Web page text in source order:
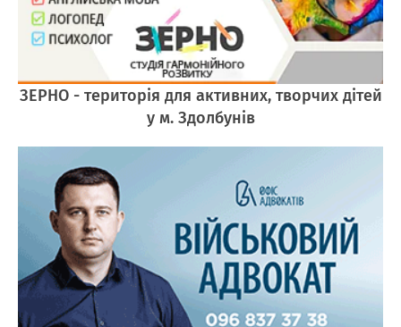
ЗЕРНО - територія для активних, творчих дітей
у м. Здолбунів